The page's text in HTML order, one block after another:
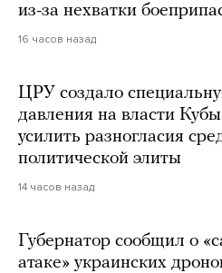
из-за нехватки
16 часов назад
ЦРУ создало
давления на власти
усилить разногласия
политической элиты
14 часов назад
Губернатор сообщил о
атаке» украинских